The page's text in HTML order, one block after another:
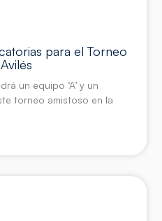
para el Torneo
un equipo ‘A’ y un
torneo amistoso en la